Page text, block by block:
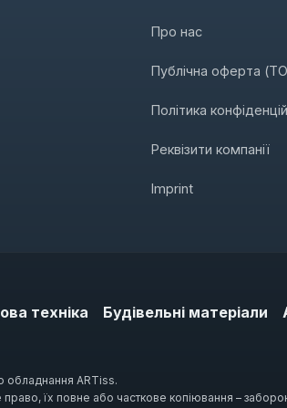
Про нас
Публічна оферта
Політика
Реквізити компанії
Imprint
техніка Будівельні матеріали
обладнання ARTiss.
їх повне або часткове копіювання –